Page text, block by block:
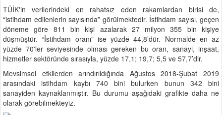
TÜİK'in verilerindeki en rahatsız eden rakamlardan birisi de,
“istihdam edilenlerin sayısında” görülmektedir. İstihdam sayısı, geçen
döneme göre 811 bin kişi azalarak 27 milyon 355 bin kişiye
düşmüştür. “İstihdam oranı” ise yüzde 44,8’dür. Normalde en az
yüzde 70'ler seviyesinde olması gereken bu oran, sanayi, inşaat,
hizmetler sektöründe sırasıyla, yüzde 17,1; 19,7; 5,5 ve 57,7’dir.
Mevsimsel etkilerden arındırıldığında Ağustos 2018-Şubat 2019
arasındaki istihdam kaybı 740 bini bulurken bunun 342 bini
sanayiden kaynaklanmıştır. Bu durumu aşağıdaki grafikte daha ne
olarak görebilmekteyiz.